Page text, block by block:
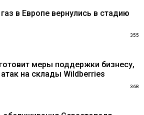
в Европе вернулись в стадию
355
меры поддержки бизнесу,
на склады Wildberries
368